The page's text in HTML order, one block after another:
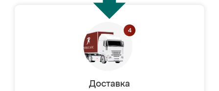
Доставка